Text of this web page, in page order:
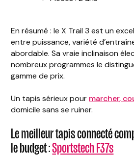
En résumé : le X Trail 3 est un
entre puissance, variété
abordable. Sa vraie inclinaison
nombreux programmes le
gamme de prix.
Un tapis sérieux pour marcher,
domicile sans se ruiner.
Le meilleur tapis connecté
le budget :Sportstech F37s